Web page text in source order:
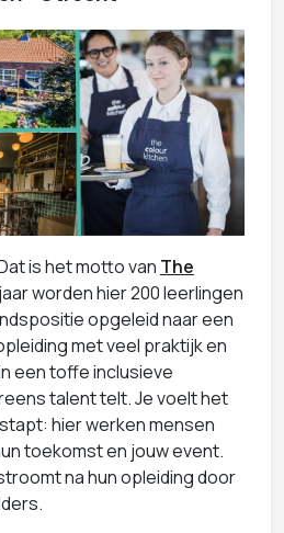
is het motto van The
worden hier 200 leerlingen
opgeleid naar een
met veel praktijk en
een toffe inclusieve
talent telt. Je voelt het
hier werken mensen
toekomst en jouw event.
na hun opleiding door